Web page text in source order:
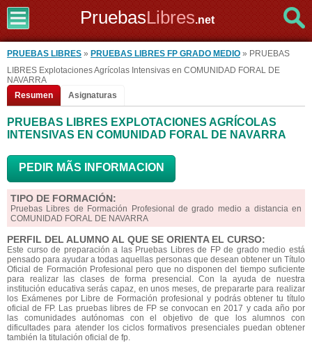
PruebasLibres.net
PRUEBAS LIBRES » PRUEBAS LIBRES FP GRADO MEDIO » PRUEBAS
LIBRES Explotaciones Agrícolas Intensivas en COMUNIDAD FORAL DE
NAVARRA
Resumen
Asignaturas
PRUEBAS LIBRES EXPLOTACIONES AGRÍCOLAS
INTENSIVAS EN COMUNIDAD FORAL DE NAVARRA
PEDIR MÃS INFORMACION
TIPO DE FORMACIÓN:
Pruebas Libres de Formación Profesional de grado medio a distancia en
COMUNIDAD FORAL DE NAVARRA
PERFIL DEL ALUMNO AL QUE SE ORIENTA EL CURSO:
Este curso de preparación a las Pruebas Libres de FP de grado medio está
pensado para ayudar a todas aquellas personas que desean obtener un Título
Oficial de Formación Profesional pero que no disponen del tiempo suficiente
para realizar las clases de forma presencial. Con la ayuda de nuestra
institución educativa serás capaz, en unos meses, de prepararte para realizar
los Exámenes por Libre de Formación profesional y podrás obtener tu título
oficial de FP. Las pruebas libres de FP se convocan en 2017 y cada año por
las comunidades autónomas con el objetivo de que los alumnos con
dificultades para atender los ciclos formativos presenciales puedan obtener
también la titulación oficial de fp.